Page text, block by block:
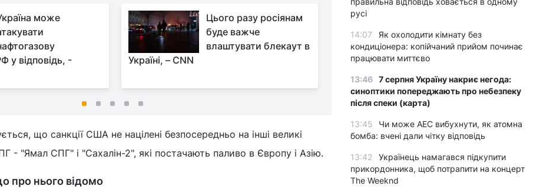
може
у відповідь, -
Цього разу росіянам
буде важче
влаштувати блекаут в
Україні, – CNN
Україна запустила дві
потужні газові
свердловини
що санкції США не націлені безпосередньо на інші великі
- "Ямал СПГ" і "Сахалін-2", які постачають паливо в Європу і Азію.
про нього відомо
русі
14:07
Як охолодити кімнату без
кондиціонера: копійчаний прийом починає
працювати миттєво
13:46 7 серпня Україну накриє негода:
синоптики попереджають про небезпеку
після спеки (карта)
13:45
Чи може АЕС вибухнути, як атомна
бомба: вчені дали чітку відповідь
13:42
Українець намагався підкупити
прикордонника, щоб потрапити на концерт
The Weeknd